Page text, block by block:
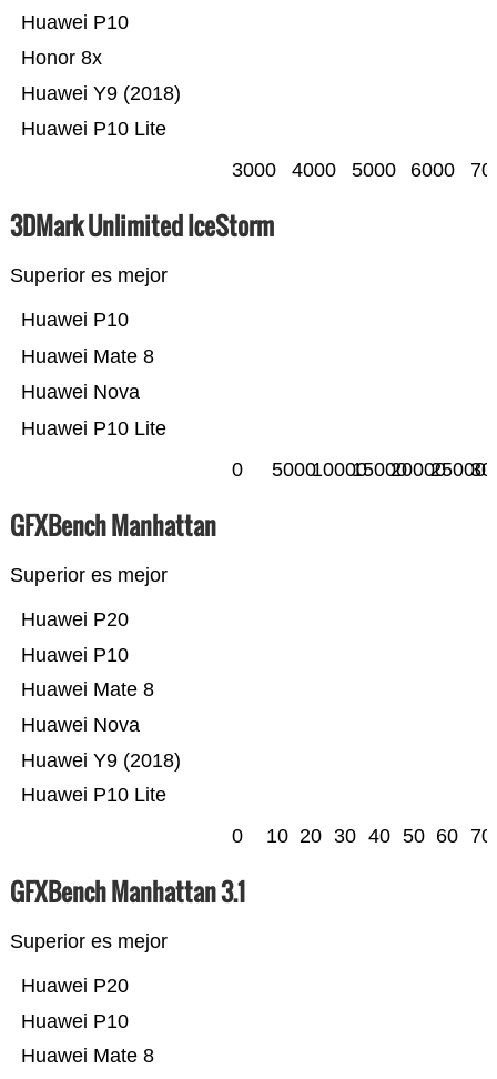
Huawei P10 Lite
Huawei Y9 (2018)
Honor 8x
Huawei P10
3000 4000 5000 6000
3DMark Unlimited IceStorm
Superior es mejor
Huawei P10 Lite
Huawei Nova
Huawei Mate 8
Huawei P10
0 500010000150002000025000
GFXBench Manhattan
Superior es mejor
Huawei P10 Lite
Huawei Y9 (2018)
Huawei Nova
Huawei Mate 8
Huawei P10
Huawei P20
0 10 20 30 40 50 60 70
GFXBench Manhattan 3.1
Superior es mejor
Huawei Mate 8
Huawei P10
Huawei P20